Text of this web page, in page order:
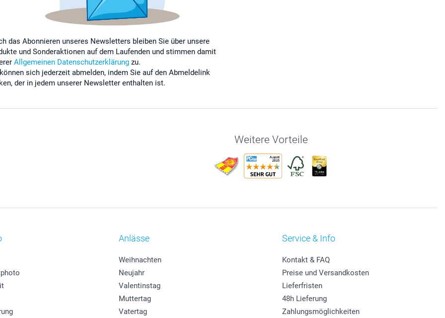
das Abonnieren unseres Newsletters bleiben Sie über unsere
und Sonderaktionen auf dem Laufenden und stimmen damit
Allgemeinen Datenschutzerklärung zu.
sich jederzeit abmelden, indem Sie auf den Abmeldelink
der in jedem unserer Newsletter enthalten ist.
Weitere Vorteile
Anlässe
Weihnachten
Neujahr
Valentinstag
Muttertag
Vatertag
Service & Info
Kontakt & FAQ
Preise und Versandkosten
Lieferfristen
48h Lieferung
Zahlungsmöglichkeiten